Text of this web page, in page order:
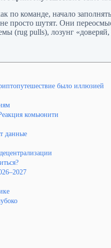
по команде, начало
шутят. Они
(rug pulls), лозунг
было иллюзией
комьюнити
данные